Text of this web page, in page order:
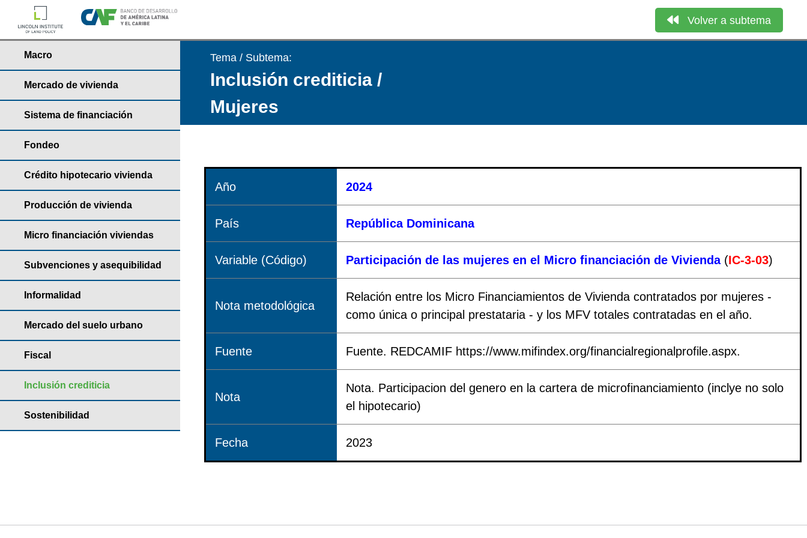
Volver a subtema
Macro
Mercado de vivienda
Sistema de financiación
Fondeo
Crédito hipotecario vivienda
Producción de vivienda
Micro financiación viviendas
Subvenciones y asequibilidad
Informalidad
Mercado del suelo urbano
Fiscal
Inclusión crediticia
Sostenibilidad
Tema / Subtema:
Inclusión crediticia /
Mujeres
Año 2024
País República Dominicana
Variable (Código) Participación de las mujeres en el Micro financiación de Vivienda (IC-3-03)
Nota metodológica
Relación entre los Micro Financiamientos de Vivienda contratados por mujeres -
como única o principal prestataria - y los MFV totales contratadas en el año.
Fuente Fuente. REDCAMIF https://www.mifindex.org/financialregionalprofile.aspx.
Nota
Nota. Participacion del genero en la cartera de microfinanciamiento (inclye no solo
el hipotecario)
Fecha 2023